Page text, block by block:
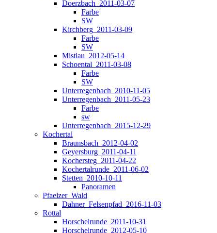
Doerzbach_2011-03-07
Farbe
SW
Kirchberg_2011-03-09
Farbe
SW
Mistlau_2012-05-14
Schoental_2011-03-08
Farbe
SW
Unterregenbach_2010-11-05
Unterregenbach_2011-05-23
Farbe
sw
Unterregenbach_2015-12-29
Kochertal
Braunsbach_2012-04-02
Geyersburg_2011-04-11
Kochersteg_2011-04-22
Kochertalrunde_2011-06-02
Stetten_2010-10-11
Panoramen
Pfaelzer_Wald
Dahner_Felsenpfad_2016-11-03
Rottal
Horschelrunde_2011-10-31
Horschelrunde_2012-05-10